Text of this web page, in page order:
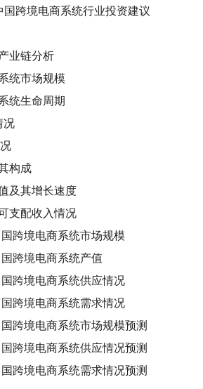
国跨境电商系统行业投资建议
业链分析
统市场规模
统生命周期
况
构成
及其增长速度
支配收入情况
跨境电商系统市场规模
跨境电商系统产值
跨境电商系统供应情况
跨境电商系统需求情况
跨境电商系统市场规模预测
跨境电商系统供应情况预测
跨境电商系统需求情况预测